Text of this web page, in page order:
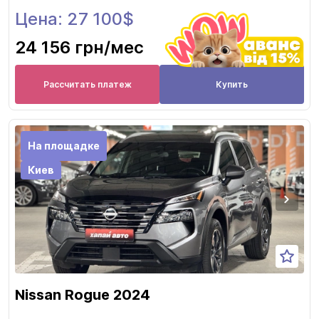
Цена: 27 100$
24 156 грн/мес
Рассчитать платеж Купить
На площадке
Киев
Nissan Rogue 2024